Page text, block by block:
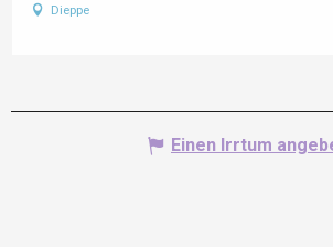
Dieppe
Einen Irrtum